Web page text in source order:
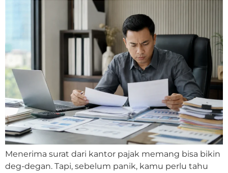
Menerima surat dari kantor pajak memang bisa bikin
deg-degan. Tapi, sebelum panik, kamu perlu tahu